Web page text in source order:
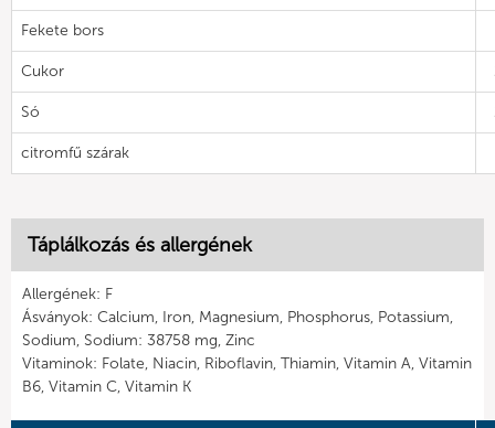
Fekete bors
Cukor
Só
citromfű szárak
Táplálkozás és allergének
Allergének: F
Ásványok: Calcium, Iron, Magnesium, Phosphorus, Potassium,
Sodium, Sodium: 38758 mg, Zinc
Vitaminok: Folate, Niacin, Riboflavin, Thiamin, Vitamin A, Vitamin
B6, Vitamin C, Vitamin K